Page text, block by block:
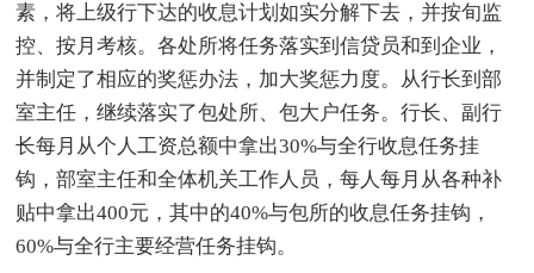
素，将上级行下达的收息计划如实分解下去，并按旬监
控、按月考核。各处所将任务落实到信贷员和到企业，
并制定了相应的奖惩办法，加大奖惩力度。从行长到部
室主任，继续落实了包处所、包大户任务。行长、副行
长每月从个人工资总额中拿出30%与全行收息任务挂
钩，部室主任和全体机关工作人员，每人每月从各种补
贴中拿出400元，其中的40%与包所的收息任务挂钩，
60%与全行主要经营任务挂钩。